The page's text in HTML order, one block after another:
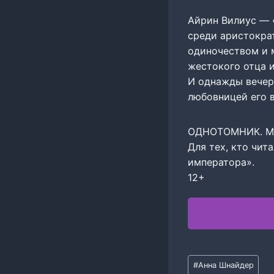
Айрин Вилиус —
среди
одиночеством и
жестокого отца
И однажды
любовницей его
ОДНОТОМНИК.
Для тех, кто
императора».
12+
Метки
#Анна Шнайдер